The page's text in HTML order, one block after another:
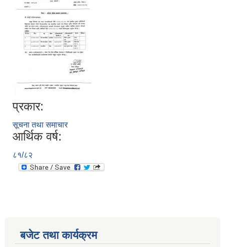
प्रकार:
सूचना तथा समाचार
आर्थिक वर्ष:
८१/८२
बजेट तथा कार्यक्रम